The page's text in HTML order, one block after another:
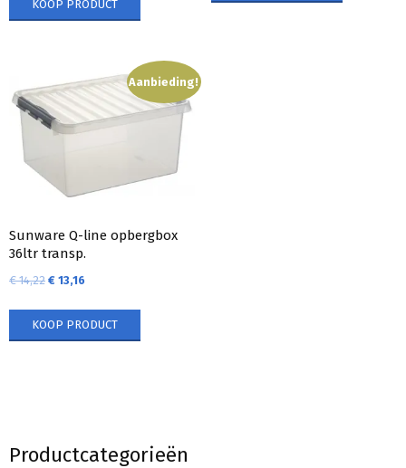
KOOP PRODUCT
Aanbieding!
Sunware Q-line opbergbox
36ltr transp.
€14,22 € 13,16
KOOP PRODUCT
Productcategorieën